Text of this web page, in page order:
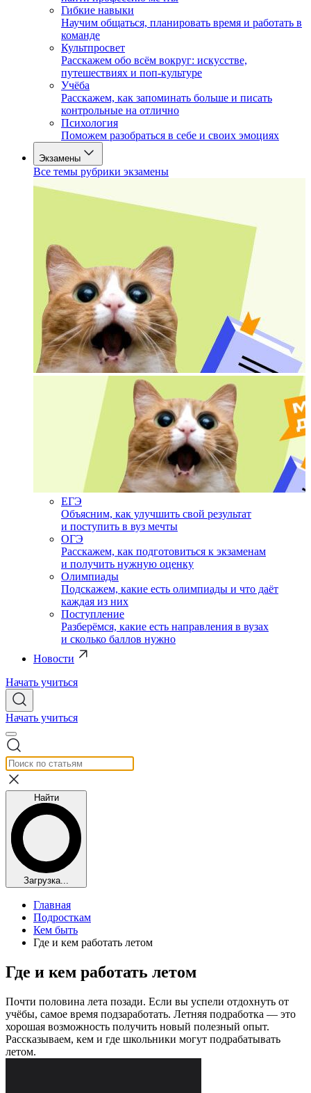
Гибкие навыки
Научим общаться, планировать время и работать в
команде
Культпросвет
Расскажем обо всём вокруг: искусстве,
путешествиях и поп-культуре
Учёба
Расскажем, как запоминать больше и писать
контрольные на отлично
Психология
Поможем разобраться в себе и своих эмоциях
Экзамены
Все темы рубрики экзамены
ЕГЭ
Объясним, как улучшить свой результат
и поступить в вуз мечты
ОГЭ
Расскажем, как подготовиться к экзаменам
и получить нужную оценку
Олимпиады
Подскажем, какие есть олимпиады и что даёт
каждая из них
Поступление
Разберёмся, какие есть направления в вузах
и сколько баллов нужно
Новости
Начать учиться
Начать учиться
Найти
Загрузка...
Главная
Подросткам
Кем быть
Где и кем работать летом
Где и кем работать летом
Почти половина лета позади. Если вы успели отдохнуть от
учёбы, самое время подзаработать. Летняя подработка — это
хорошая возможность получить новый полезный опыт.
Рассказываем, кем и где школьники могут подрабатывать
летом.